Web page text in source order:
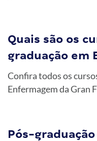
Quais são os
graduação em
Confira todos os
Enfermagem da Gran
Pós-